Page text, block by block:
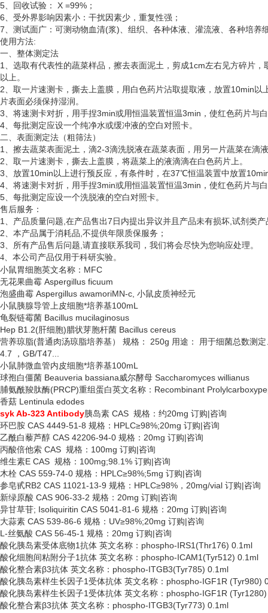
5、回收试验： X =99%；
6、受外界影响因素小：干扰因素少，重复性强；
7、测试面广：可测动物血清(浆)、组织、各种体液、灌流液、各种培
使用方法:
一、整体测定法
1、选取有代表性的蔬菜样品，擦去表面泥土，剪成1cm左右见方碎片
以上。
2、取一片速测卡，撕去上盖膜，用白色药片沾取提取液，放置10min
片表面必须保持湿润。
3、将速测卡对折，用手捏3min或用恒温装置恒温3min，使红色药片与
4、每批测定应设一个纯净水或缓冲液的空白对照卡。
二、表面测定法（粗筛法）
1、擦去蔬菜表面泥土，滴2-3滴洗脱液在蔬菜表面，用另一片蔬菜在滴
2、取一片速测卡，撕去上盖膜，将蔬菜上的液滴滴在白色药片上。
3、放置10min以上进行预反应，有条件时，在37℃恒温装置中放置
4、将速测卡对折，用手捏3min或用恒温装置恒温3min，使红色药片与
5、每批测定应设一个洗脱液的空白对照卡。
售后服务：
1、产品质量问题,在产品售出7日内提出异议并且产品未有损坏,试剂类
2、本产品属于消耗品,不提供年限质保服务；
3、所有产品售后问题,请直接联系我司，我们将会尽快为您响应处理。
4 本公司产品仅用于科研实验。
小鼠胃细胞英文名称： MFC
无花果曲霉 Aspergillus ficuum
泡盛曲霉 Aspergillus awamoriMN-c, 小鼠皮质神经元
小鼠胰腺导管上皮细胞*培养基100mL
龟裂链霉菌 Bacillus mucilaginosus
Hep B1.2(肝细胞)腊状芽胞杆菌 Bacillus cereus
营养琼脂(普通肉汤琼脂培养基） 规格： 250g 用途： 用于细菌总数测
4.7 ，GB/T47...
小鼠肺微血管内皮细胞*培养基100mL
球孢白僵菌 Beauveria bassiana威尔酵母 Saccharomyces willianus
脯氨酰羧肽酶(PRCP)重组蛋白英文名称：Recombinant
香菇 Lentinula edodes
syk Ab-323 Antibody胰岛素 CAS 规格：约20mg 订购|咨询
环巴胺 CAS 4449-51-8 规格：HPLC≥98%;20mg 订购|咨询
乙酰白藜芦醇 CAS 42206-94-0 规格：20mg 订购|咨询
丙酸倍他索 CAS 规格：100mg 订购|咨询
维生素E CAS 规格：100mg;98.1% 订购|咨询
木栓 CAS 559-74-0 规格：HPLC≥98%;5mg 订购|咨询
参皂甙RB2 CAS 11021-13-9 规格：HPLC≥98%，20mg/vial 订购|咨询
新绿原酸 CAS 906-33-2 规格：20mg 订购|咨询
异甘草苷; Isoliquiritin CAS 5041-81-6 规格：20mg 订购|咨询
大蒜素 CAS 539-86-6 规格：UV≥98%;20mg 订购|咨询
L-丝氨酸 CAS 56-45-1 规格：20mg 订购|咨询
酸化胰岛素受体底物1抗体 英文名称：phospho-IRS1(Thr176) 0.1ml
酸化细胞间粘附分子1抗体 英文名称：phospho-ICAM1(Tyr512) 0.1ml
酸化整合素β3抗体 英文名称：phospho-ITGB3(Tyr785) 0.1ml
酸化胰岛素样生长因子1受体抗体 英文名称：phospho-IGF1R (Tyr980)
酸化胰岛素样生长因子1受体抗体 英文名称：phospho-IGF1R
酸化整合素β3抗体 英文名称：phospho-ITGB3(Tyr773) 0.1ml